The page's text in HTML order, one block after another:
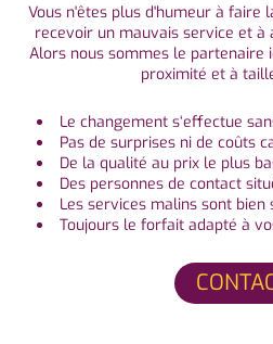
Vous n'êtes plus d'humeur à faire
recevoir un mauvais service et
Alors nous sommes le partenaire
proximité et à
Le changement s‘effectue
Pas de surprises ni de coûts
De la qualité au prix le plus
Des personnes de contact
Les services malins sont bien
Toujours le forfait adapté à